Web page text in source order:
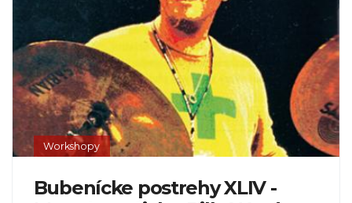
Workshopy
Bubenícke postrehy XLIV -